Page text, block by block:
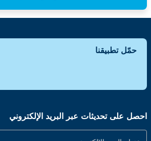
حمّل تطبيقنا
احصل على تحديثات عبر البريد الإلكتروني